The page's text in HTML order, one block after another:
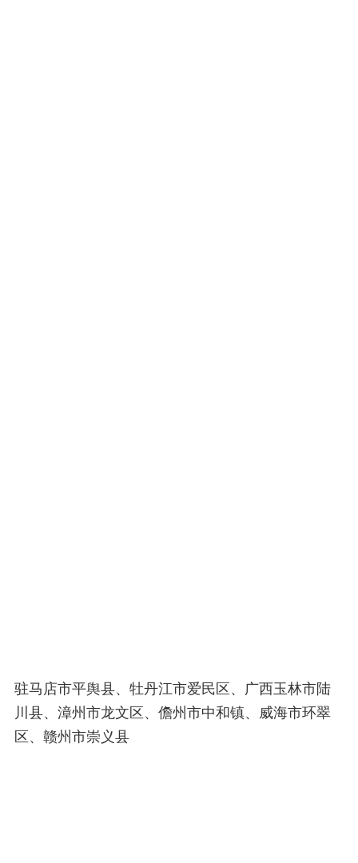
驻马店市平舆县、牡丹江市爱民区、广西玉林市陆
川县、漳州市龙文区、儋州市中和镇、威海市环翠
区、赣州市崇义县